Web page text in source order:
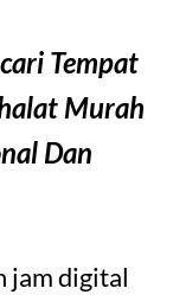
Tempat
Murah
Dan
jam digital